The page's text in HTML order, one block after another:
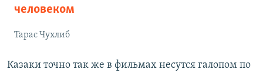
человеком
Тарас Чухлиб
Казаки точно так же в фильмах несутся галопом по